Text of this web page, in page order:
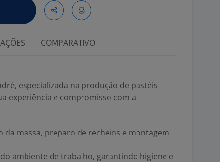
COMPARATIVO
especializada na produção de pastéis
experiência e compromisso com a
da massa, preparo de recheios e montagem
ambiente de trabalho, garantindo higiene e